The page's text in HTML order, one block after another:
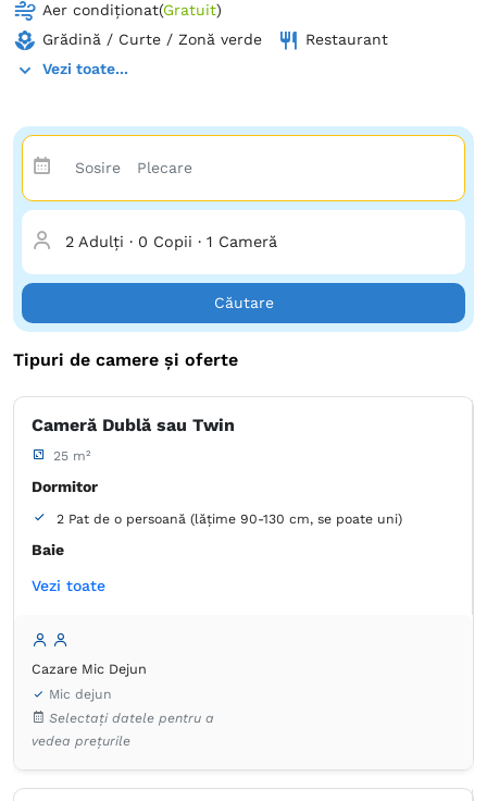
Aer condiționat(Gratuit)
Grădină / Curte / Zonă verde
Restaurant
Vezi toate...
2 Adulți · 0 Copii · 1 Cameră
Căutare
Tipuri de camere și oferte
Cameră Dublă sau Twin
25 m²
Dormitor
2 Pat de o persoană (lățime 90-130 cm, se poate uni)
Baie
Proprie -
Articole de toaletă gratuite
Uscător de păr
Detector de monoxid de carbon
Priză lângă pat
TV cu ecran plat
Vezi toate
Cazare Mic Dejun
Mic dejun
Selectați datele pentru a
vedea prețurile